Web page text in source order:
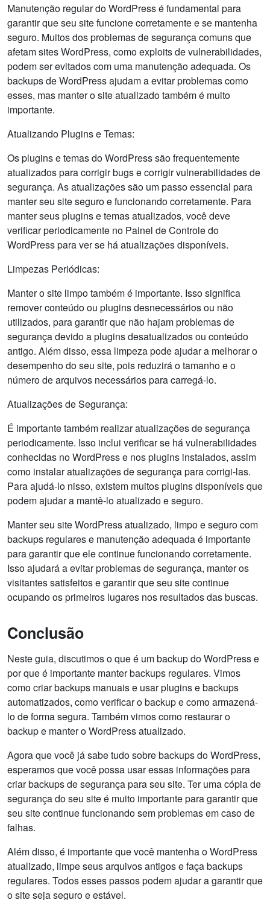
Manutenção regular do WordPress é fundamental para
garantir que seu site funcione corretamente e se mantenha
seguro. Muitos dos problemas de segurança comuns que
afetam sites WordPress, como exploits de vulnerabilidades,
podem ser evitados com uma manutenção adequada. Os
backups de WordPress ajudam a evitar problemas como
esses, mas manter o site atualizado também é muito
importante.
Atualizando Plugins e Temas:
Os plugins e temas do WordPress são frequentemente
atualizados para corrigir bugs e corrigir vulnerabilidades de
segurança. As atualizações são um passo essencial para
manter seu site seguro e funcionando corretamente. Para
manter seus plugins e temas atualizados, você deve
verificar periodicamente no Painel de Controle do
WordPress para ver se há atualizações disponíveis.
Limpezas Periódicas:
Manter o site limpo também é importante. Isso significa
remover conteúdo ou plugins desnecessários ou não
utilizados, para garantir que não hajam problemas de
segurança devido a plugins desatualizados ou conteúdo
antigo. Além disso, essa limpeza pode ajudar a melhorar o
desempenho do seu site, pois reduzirá o tamanho e o
número de arquivos necessários para carregá-lo.
Atualizações de Segurança:
É importante também realizar atualizações de segurança
periodicamente. Isso inclui verificar se há vulnerabilidades
conhecidas no WordPress e nos plugins instalados, assim
como instalar atualizações de segurança para corrigi-las.
Para ajudá-lo nisso, existem muitos plugins disponíveis que
podem ajudar a mantê-lo atualizado e seguro.
Manter seu site WordPress atualizado, limpo e seguro com
backups regulares e manutenção adequada é importante
para garantir que ele continue funcionando corretamente.
Isso ajudará a evitar problemas de segurança, manter os
visitantes satisfeitos e garantir que seu site continue
ocupando os primeiros lugares nos resultados das buscas.
Conclusão
Neste guia, discutimos o que é um backup do WordPress e
por que é importante manter backups regulares. Vimos
como criar backups manuais e usar plugins e backups
automatizados, como verificar o backup e como armazená-
lo de forma segura. Também vimos como restaurar o
backup e manter o WordPress atualizado.
Agora que você já sabe tudo sobre backups do WordPress,
esperamos que você possa usar essas informações para
criar backups de segurança para seu site. Ter uma cópia de
segurança do seu site é muito importante para garantir que
seu site continue funcionando sem problemas em caso de
falhas.
Além disso, é importante que você mantenha o WordPress
atualizado, limpe seus arquivos antigos e faça backups
regulares. Todos esses passos podem ajudar a garantir que
o site seja seguro e estável.